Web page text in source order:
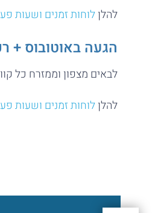
להלןלוחות זמנים ושעות
הגעה באוטובוס +
לבאים מצפון וממזרח כל
להלןלוחות זמנים ושעות